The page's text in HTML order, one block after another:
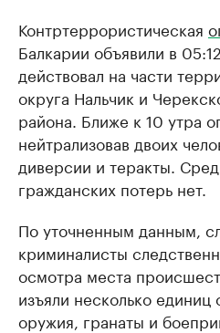
Контртеррористическая
Балкарии объявили в
действовал на части
округа Нальчик и
района. Ближе к 10 утра
нейтрализовав двоих
диверсии и теракты.
гражданских потерь нет.
По уточненным данным,
криминалисты
осмотра места
изъяли несколько единиц
оружия, гранаты и